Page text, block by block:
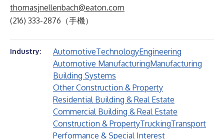
thomasjnellenbach@eaton.com
(216) 333-2876（手機）
Industry: AutomotiveTechnologyEngineering
Automotive ManufacturingManufacturing
Building Systems
Other Construction & Property
Residential Building & Real Estate
Commercial Building & Real Estate
Construction & PropertyTruckingTransport
Performance & Special Interest